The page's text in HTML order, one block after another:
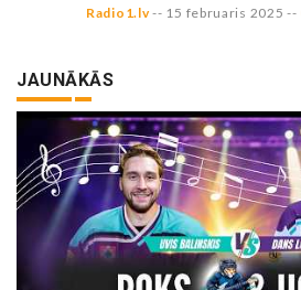
Radio1.lv-- 15 februaris 2025 --
JAUNĀKĀS